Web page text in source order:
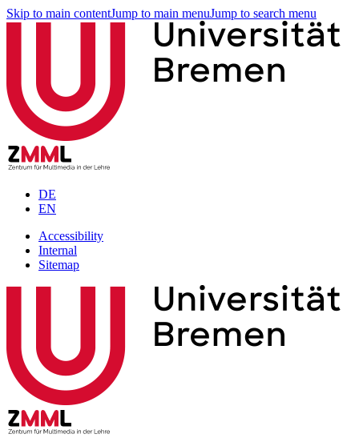
Skip to main contentJump to main menuJump to search menu
DE
EN
Accessibility
Internal
Sitemap